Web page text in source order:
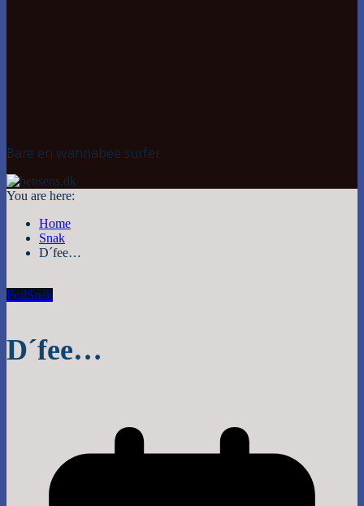
Bare en wannabee surfer
You are here:
Home
Snak
D´fee…
FoilSnak
D´fee…